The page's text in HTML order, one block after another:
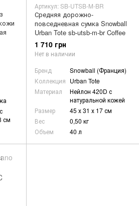
см
Артикул: SB-UTSB-M-BR
Средняя дорожно-
повседневная сумка Snowball
Urban Tote sb-utsb-m-br Coffee
1 710 грн
Нет в наличии
Бренд
Snowball (Франция)
Коллекция Urban Tote
Материал
Нейлон 420D с
натуральной кожей
Размер
45 х 31 х 17 см
Вес
0,50 кг
Объем
40 л